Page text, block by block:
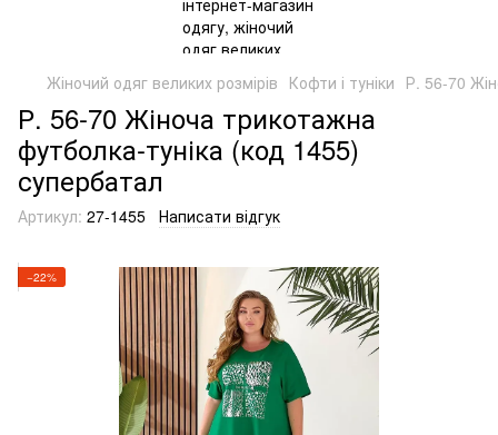
Жіночий одяг великих розмірів Кофти і туніки Р. 56-70
Р. 56-70 Жіноча трикотажна
футболка-туніка (код 1455)
супербатал
Артикул: 27-1455 Написати відгук
−22%